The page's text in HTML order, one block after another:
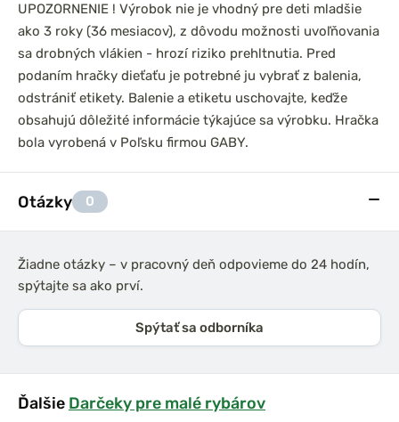
UPOZORNENIE ! Výrobok nie je vhodný pre deti mladšie
ako 3 roky (36 mesiacov), z dôvodu možnosti uvoľňovania
sa drobných vlákien - hrozí riziko prehltnutia. Pred
podaním hračky dieťaťu je potrebné ju vybrať z balenia,
odstrániť etikety. Balenie a etiketu uschovajte, keďže
obsahujú dôležité informácie týkajúce sa výrobku. Hračka
bola vyrobená v Poľsku firmou GABY.
Otázky 0
Žiadne otázky – v pracovný deň odpovieme do 24 hodín,
spýtajte sa ako prví.
Spýtať sa odborníka
Ďalšie Darčeky pre malé rybárov